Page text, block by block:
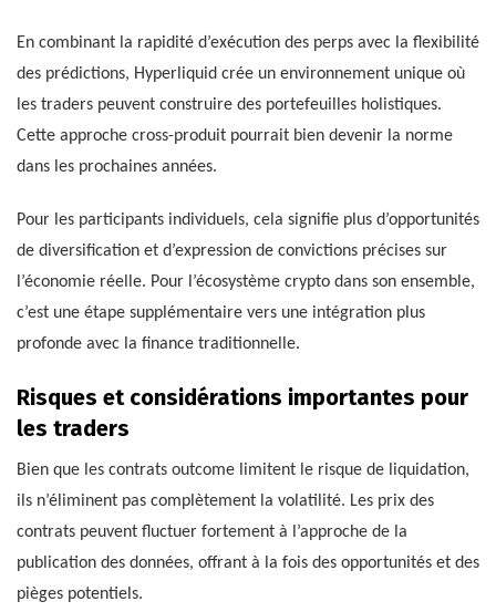
En combinant la rapidité d’exécution des perps avec la flexibilité
des prédictions, Hyperliquid crée un environnement unique où
les traders peuvent construire des portefeuilles holistiques.
Cette approche cross-produit pourrait bien devenir la norme
dans les prochaines années.
Pour les participants individuels, cela signifie plus d’opportunités
de diversification et d’expression de convictions précises sur
l’économie réelle. Pour l’écosystème crypto dans son ensemble,
c’est une étape supplémentaire vers une intégration plus
profonde avec la finance traditionnelle.
Risques et considérations importantes pour
les traders
Bien que les contrats outcome limitent le risque de liquidation,
ils n’éliminent pas complètement la volatilité. Les prix des
contrats peuvent fluctuer fortement à l’approche de la
publication des données, offrant à la fois des opportunités et des
pièges potentiels.